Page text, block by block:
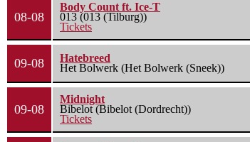
08-08
Body Count ft. Ice-T
013 (013 (Tilburg))
Tickets
09-08
Hatebreed
Het Bolwerk (Het Bolwerk (Sneek))
09-08
Midnight
Bibelot (Bibelot (Dordrecht))
Tickets